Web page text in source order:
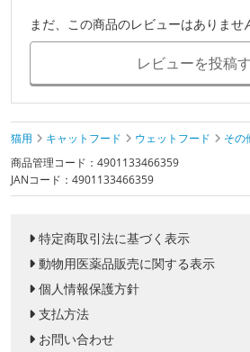
まだ、この商品のレビューはありませ
レビューを投稿
猫用 キャットフード ウェットフード
その
商品管理コード：4901133466359
JANコード：4901133466359
特定商取引法に基づく表示
動物用医薬品販売に関する表示
個人情報保護方針
支払方法
お問い合わせ